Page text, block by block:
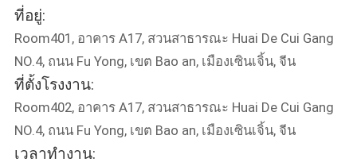
วิดีโอ
เกี่ยว
กับ
เรา
ที่อยู่:
Room401, อาคาร A17, สวนสาธารณะ Huai De Cui Gang
NO.4, ถนน Fu Yong, เขต Bao an, เมืองเซินเจิ้น, จีน
ที่ตั้งโรงงาน:
Room402, อาคาร A17, สวนสาธารณะ Huai De Cui Gang
NO.4, ถนน Fu Yong, เขต Bao an, เมืองเซินเจิ้น, จีน
เวลาทำงาน: